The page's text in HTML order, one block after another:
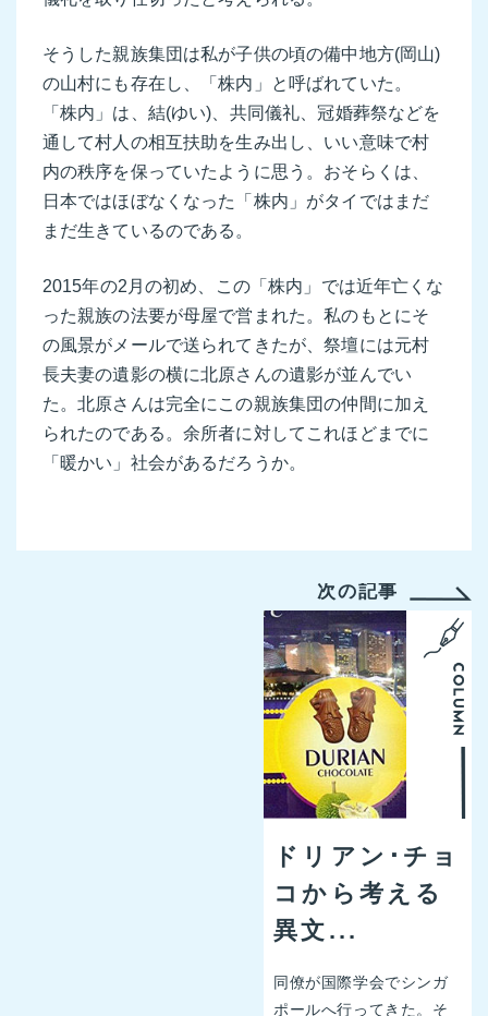
そうした親族集団は私が子供の頃の備中地方(岡山)
の山村にも存在し、「株内」と呼ばれていた。
「株内」は、結(ゆい)、共同儀礼、冠婚葬祭などを
通して村人の相互扶助を生み出し、いい意味で村
内の秩序を保っていたように思う。おそらくは、
日本ではほぼなくなった「株内」がタイではまだ
まだ生きているのである。
2015年の2月の初め、この「株内」では近年亡くな
った親族の法要が母屋で営まれた。私のもとにそ
の風景がメールで送られてきたが、祭壇には元村
長夫妻の遺影の横に北原さんの遺影が並んでい
た。北原さんは完全にこの親族集団の仲間に加え
られたのである。余所者に対してこれほどまでに
「暖かい」社会があるだろうか。
次の記事
ドリアン･チョ
コから考える
異文...
同僚が国際学会でシンガ
ポールへ行ってきた。そ